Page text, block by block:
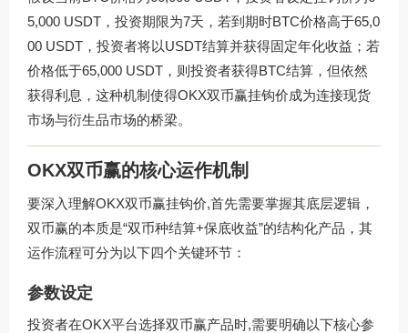
5,000 USDT，投资期限为7天，若到期时BTC价格高于65,0
00 USDT，投资者将以USDT结算并获得固定年化收益；若
价格低于65,000 USDT，则投资者获得BTC结算，但依然
获得利息，这种机制使得OKX双币赢挂钩价成为连接现货
市场与衍生品市场的桥梁。
OKX双币赢的核心运作机制
要深入理解OKX双币赢挂钩价,首先需要掌握其底层逻辑，
双币赢的本质是“双币种结算+保底收益”的结构化产品，其
运作流程可分为以下四个关键环节：
参数设定
投资者在OKX平台选择双币赢产品时,需要明确以下核心参